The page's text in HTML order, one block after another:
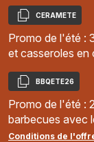
Copier
CERAMETE
Promo de l'été :
et casseroles en
Copier
BBQETE26
Promo de l'été :
barbecues avec
Conditions de